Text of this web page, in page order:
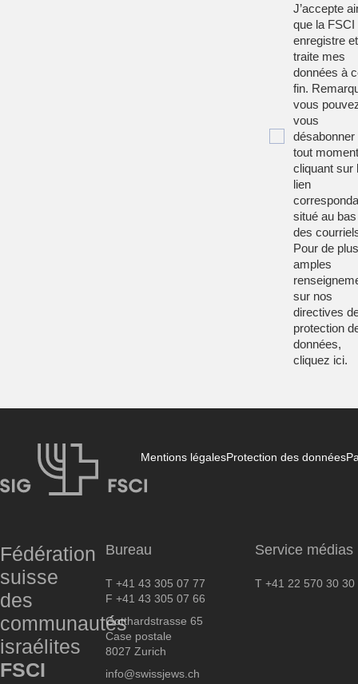
J’accepte
que la FSCI
enregistre et
traite mes
données à
fin.
vous
vous
désabonner
tout
cliquant sur
lien
situé au bas
des
Pour de plus
amples
sur nos
directives
protection
données,
cliquez ici.
Mentions légalesProtection des données
Fédération
suisse
des
communautés
israélites
FSCI
Bureau
T +41 43 305 07 77
F +41 43 305 07 66
Gotthardstrasse 65
Case postale
8027 Zurich
info@swissjews.ch
Service médias
T +41 22 570 30 30